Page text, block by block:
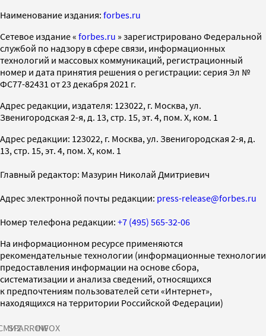
Наименование издания: forbes.ru
Cетевое издание « forbes.ru » зарегистрировано Федеральной
службой по надзору в сфере связи, информационных
технологий и массовых коммуникаций, регистрационный
номер и дата принятия решения о регистрации: серия Эл №
ФС77-82431 от 23 декабря 2021 г.
Адрес редакции, издателя: 123022, г. Москва, ул.
Звенигородская 2-я, д. 13, стр. 15, эт. 4, пом. X, ком. 1
Адрес редакции: 123022, г. Москва, ул. Звенигородская 2-я, д.
13, стр. 15, эт. 4, пом. X, ком. 1
Главный редактор: Мазурин Николай Дмитриевич
Адрес электронной почты редакции: press-release@forbes.ru
Номер телефона редакции: +7 (495) 565-32-06
На информационном ресурсе применяются
рекомендательные технологии (информационные технологии
предоставления информации на основе сбора,
систематизации и анализа сведений, относящихся
к предпочтениям пользователей сети «Интернет»,
находящихся на территории Российской Федерации)
SPARROWINFOX